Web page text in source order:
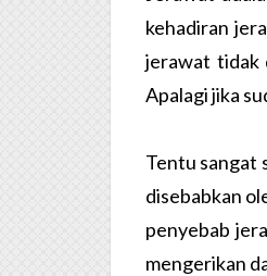
kehadiran
jerawat tidak
Apalagi jika
Tentu sangat
disebabkan
penyebab
mengerikan